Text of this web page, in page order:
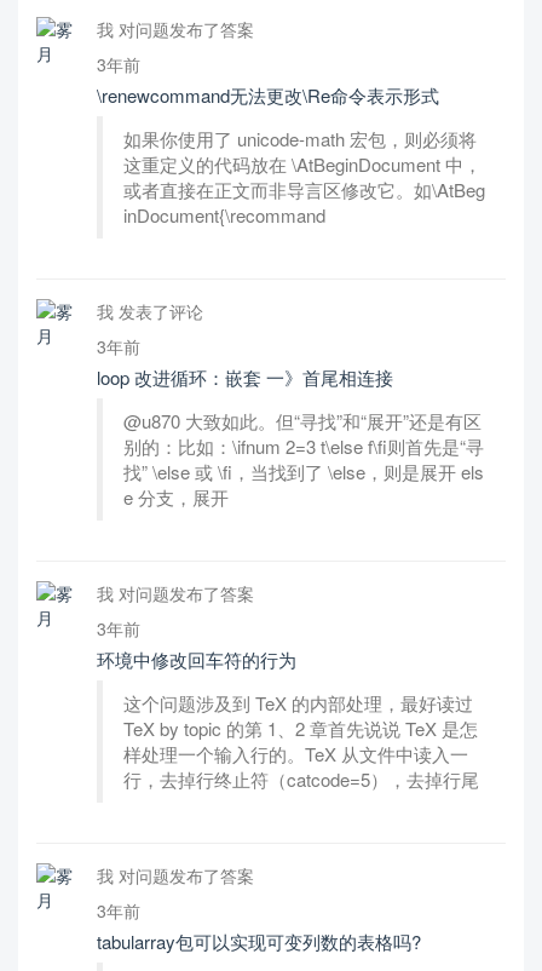
我 对问题发布了答案
3年前
\renewcommand无法更改\Re命令表示形式
如果你使用了 unicode-math 宏包，则必须将
这重定义的代码放在 \AtBeginDocument 中，
或者直接在正文而非导言区修改它。如\AtBeg
inDocument{\recommand
我 发表了评论
3年前
loop 改进循环：嵌套 一》首尾相连接
@u870 大致如此。但“寻找”和“展开”还是有区
别的：比如：\ifnum 2=3 t\else f\fi则首先是“寻
找” \else 或 \fi，当找到了 \else，则是展开 els
e 分支，展开
我 对问题发布了答案
3年前
环境中修改回车符的行为
这个问题涉及到 TeX 的内部处理，最好读过
TeX by topic 的第 1、2 章首先说说 TeX 是怎
样处理一个输入行的。TeX 从文件中读入一
行，去掉行终止符（catcode=5），去掉行尾
我 对问题发布了答案
3年前
tabularray包可以实现可变列数的表格吗?